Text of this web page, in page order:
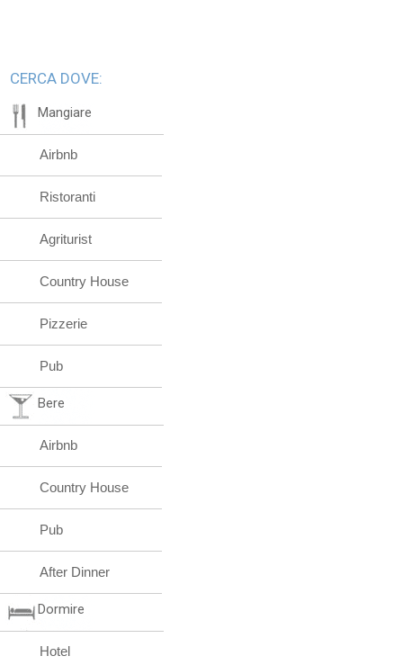
CERCA DOVE:
Mangiare
Airbnb
Ristoranti
Agriturist
Country House
Pizzerie
Pub
Bere
Airbnb
Country House
Pub
After Dinner
Dormire
Hotel